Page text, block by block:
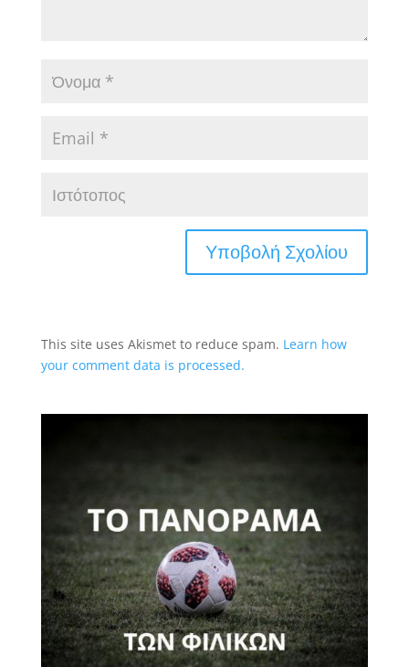
This site uses Akismet to reduce spam. Learn how
your comment data is processed.